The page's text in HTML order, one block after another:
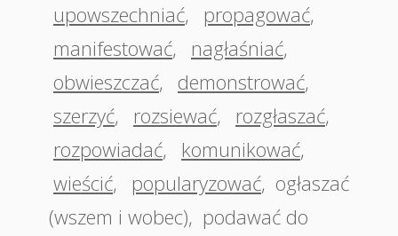
upowszechniać, propagować,
manifestować, nagłaśniać,
obwieszczać, demonstrować,
szerzyć, rozsiewać, rozgłaszać,
rozpowiadać, komunikować,
wieścić, popularyzować, ogłaszać
(wszem i wobec), podawać do